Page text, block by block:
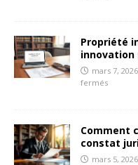
Propriété
innovation
mars 7, 2026
fermés
Comment
constat
mars 5, 2026